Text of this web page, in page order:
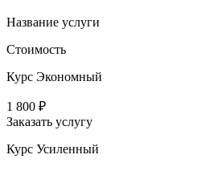
Название услуги
Стоимость
Курс Экономный
1 800 ₽
Заказать услугу
Курс Усиленный